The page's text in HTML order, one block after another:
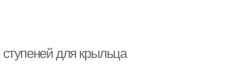
для крыльца